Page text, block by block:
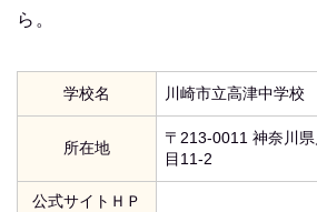
ら。
学校名 川崎市立高津中学校
所在地
〒213-0011 神奈川
目11-2
公式サイトＨＰ